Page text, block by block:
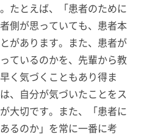
たとえば、「患者のために
側が思っていても、患者本
があります。また、患者が
ているのかを、先輩から教
く気づくこともあり得ま
、自分が気づいたことをス
大切です。また、「患者に
るのか」を常に一番に考